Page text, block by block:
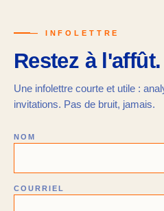
— INFOLETTRE
Restez à l'affût.
Une infolettre courte et utile :
invitations. Pas de bruit, jamais.
NOM
COURRIEL